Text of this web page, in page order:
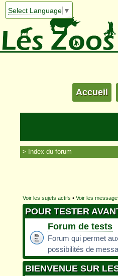
Select Language ▼
Accueil
Index du forum
Voir les sujets actifs • Voir les
POUR TESTER
Forum de tests
Forum qui permet
possibilités de
BIENVENUE SUR